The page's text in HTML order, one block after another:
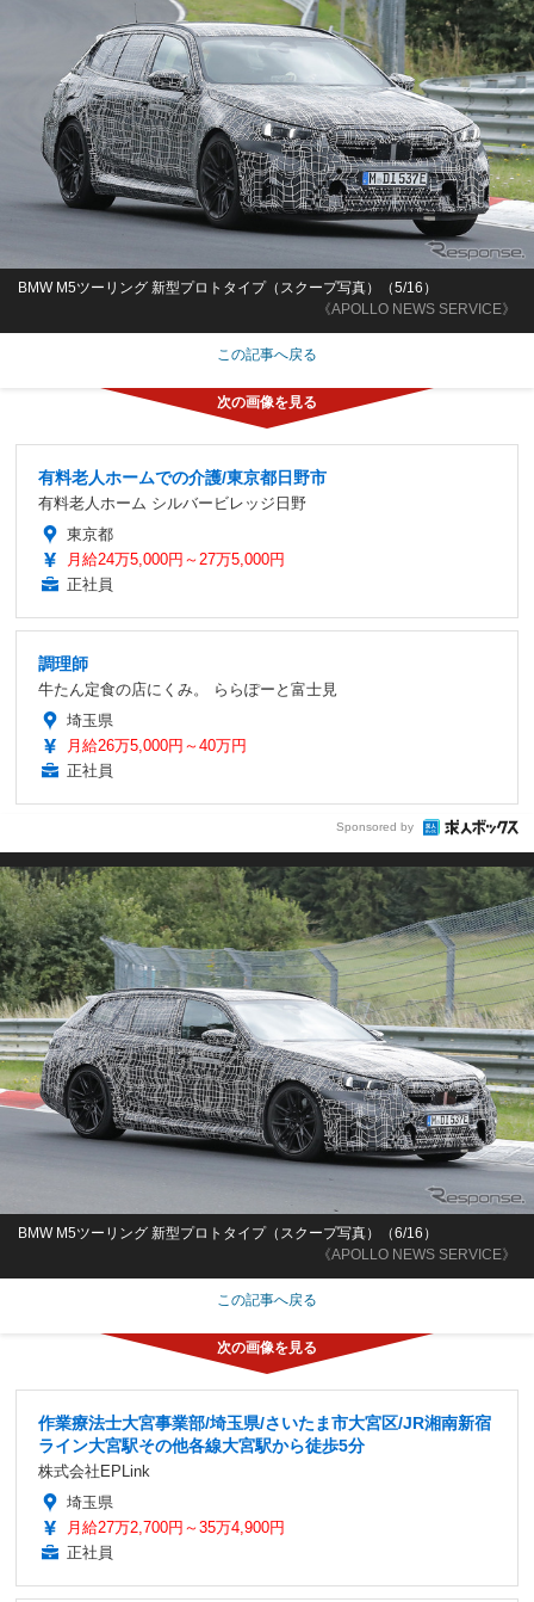
《APOLLO NEWS SERVICE》
BMW M5ツーリング 新型プロトタイプ（スクープ写真）（5/16）
この記事へ戻る
有料老人ホームでの介護/東京都日野市
有料老人ホーム シルバービレッジ日野
東京都
月給24万5,000円～27万5,000円
正社員
調理師
牛たん定食の店にくみ。 ららぽーと富士見
埼玉県
月給26万5,000円～40万円
正社員
Sponsored by
《APOLLO NEWS SERVICE》
BMW M5ツーリング 新型プロトタイプ（スクープ写真）（6/16）
この記事へ戻る
作業療法士大宮事業部/埼玉県/さいたま市大宮区/JR湘南新宿
ライン大宮駅その他各線大宮駅から徒歩5分
株式会社EPLink
埼玉県
月給27万2,700円～35万4,900円
正社員